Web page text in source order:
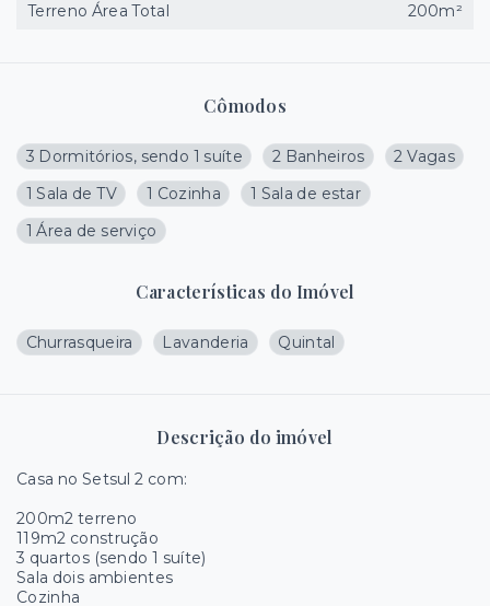
Cômodos
3 Dormitórios, sendo 1 suíte 2 Banheiros
2 Vagas
1 Sala de TV
1 Cozinha
1 Sala de estar
1 Área de serviço
Características do Imóvel
Churrasqueira Lavanderia Quintal
Descrição do imóvel
Casa no Setsul 2 com:
200m2 terreno
119m2 construção
3 quartos (sendo 1 suíte)
Sala dois ambientes
Cozinha
Terreno Área Total
200m²